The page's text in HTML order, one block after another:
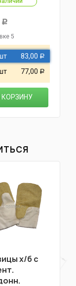
Р
5
83,00 Р
77,00 Р
КОРЗИНУ
х/б с